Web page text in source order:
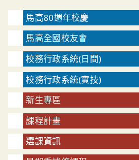
馬高80週年校慶
馬高全國校友會
校務行政系統(日間)
校務行政系統(實技)
新生專區
課程計畫
選課資訊